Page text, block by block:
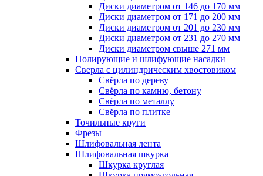
Диски диаметром от 146 до 170 мм
Диски диаметром от 171 до 200 мм
Диски диаметром от 201 до 230 мм
Диски диаметром от 231 до 270 мм
Диски диаметром свыше 271 мм
Полирующие и шлифующие насадки
Сверла с цилиндрическим хвостовиком
Свёрла по дереву
Свёрла по камню, бетону
Свёрла по металлу
Свёрла по плитке
Точильные круги
Фрезы
Шлифовальная лента
Шлифовальная шкурка
Шкурка круглая